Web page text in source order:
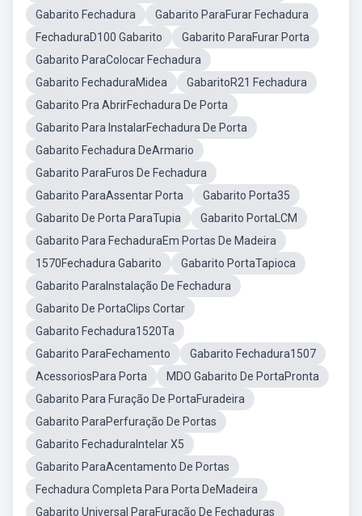
Gabarito Fechadura
Gabarito ParaFurar Fechadura
FechaduraD100 Gabarito
Gabarito ParaFurar Porta
Gabarito ParaColocar Fechadura
Gabarito FechaduraMidea
GabaritoR21 Fechadura
Gabarito Pra AbrirFechadura De Porta
Gabarito Para InstalarFechadura De Porta
Gabarito Fechadura DeArmario
Gabarito ParaFuros De Fechadura
Gabarito ParaAssentar Porta
Gabarito Porta35
Gabarito De Porta ParaTupia
Gabarito PortaLCM
Gabarito Para FechaduraEm Portas De Madeira
1570Fechadura Gabarito
Gabarito PortaTapioca
Gabarito ParaInstalação De Fechadura
Gabarito De PortaClips Cortar
Gabarito Fechadura1520Ta
Gabarito ParaFechamento
Gabarito Fechadura1507
AcessoriosPara Porta
MDO Gabarito De PortaPronta
Gabarito Para Furação De PortaFuradeira
Gabarito ParaPerfuração De Portas
Gabarito FechaduraIntelar X5
Gabarito ParaAcentamento De Portas
Fechadura Completa Para Porta DeMadeira
Gabarito Universal ParaFuração De Fechaduras